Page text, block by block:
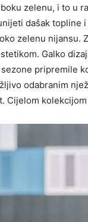
zelenu, i to u
dašak topline
zelenu nijansu.
Galko
pripremile
odabranim
Cijelom